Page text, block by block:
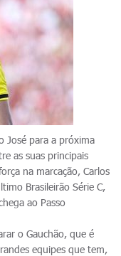
José para a próxima
as suas principais
na marcação, Carlos
Brasileirão Série C,
ao Passo
o Gauchão, que é
equipes que tem,